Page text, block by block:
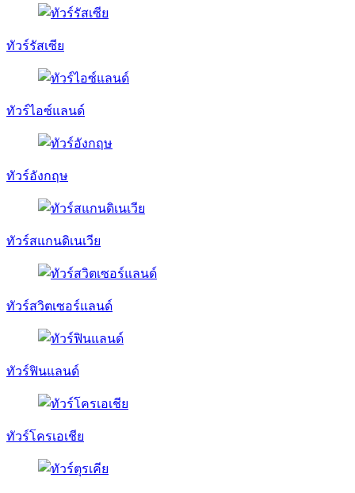
ทัวร์รัสเซีย
ทัวร์ไอซ์แลนด์
ทัวร์อังกฤษ
ทัวร์สแกนดิเนเวีย
ทัวร์สวิตเซอร์แลนด์
ทัวร์ฟินแลนด์
ทัวร์โครเอเชีย